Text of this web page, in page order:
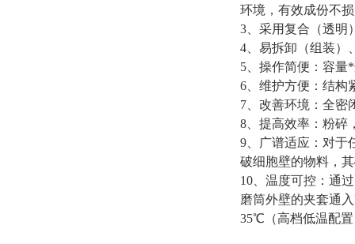
环境，有效成份不
3 、采用复合（透
4 、易拆卸 （组装）
5 、操作简便：容
6 、维护方便：结
7 、改善环境：全
8 、提高效率： 粉碎
9 、广谱适应：对
破细胞壁的物料，
10 、温度可控：通
磨筒外壁的夹套通
35℃ （高档低温配置